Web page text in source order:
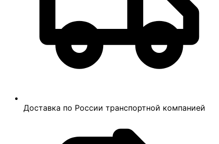
Доставка по России транспортной компанией